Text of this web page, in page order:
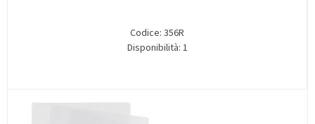
Codice: 356R
Disponibilità: 1